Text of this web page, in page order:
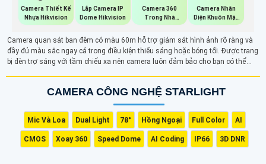
Camera Thiết Kế
Nhựa Hikvision
Lắp Camera IP
Dome Hikvision
Camera 360
Trong Nhà
Hikvision
Camera Nhận
Diện Khuôn Mặt
Hikvision
Camera quan sát ban đêm có màu 60m hỗ trợ giám sát hình ảnh rõ ràng và
đầy đủ màu sắc ngay cả trong điều kiện thiếu sáng hoặc bóng tối. Được trang
bị đèn trợ sáng với tầm chiếu xa nên camera luôn đảm bảo cho bạn có thể
CAMERA CÔNG NGHỆ STARLIGHT
Mic Và Loa Dual Light 78° Hồng Ngoại Full Color AI
CMOS Xoay 360 Speed Dome AI Coding IP66 3D DNR